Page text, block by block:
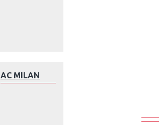
AC MILAN